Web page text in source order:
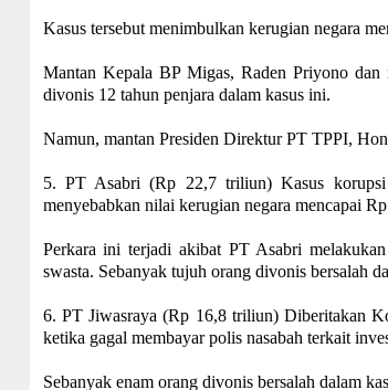
Kasus tersebut menimbulkan kerugian negara
Mantan Kepala BP Migas, Raden Priyono
divonis 12 tahun penjara dalam kasus ini.
Namun, mantan Presiden Direktur PT TPPI,
5. PT Asabri (Rp 22,7 triliun) Kasus korupsi
menyebabkan nilai kerugian negara mencapai
Perkara ini terjadi akibat PT Asabri
swasta. Sebanyak tujuh orang divonis bersalah
6. PT Jiwasraya (Rp 16,8 triliun) Diberitakan
ketika gagal membayar polis nasabah terkait
Sebanyak enam orang divonis bersalah dalam